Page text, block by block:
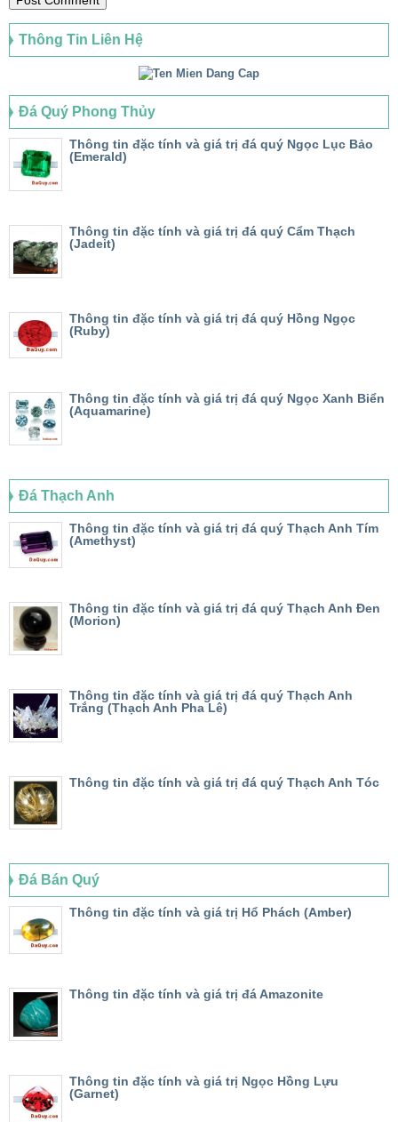
Thông Tin Liên Hệ
Đá Quý Phong Thủy
Thông tin đặc tính và giá trị đá quý Ngọc Lục Bảo
(Emerald)
Thông tin đặc tính và giá trị đá quý Cẩm Thạch
(Jadeit)
Thông tin đặc tính và giá trị đá quý Hồng Ngọc
(Ruby)
Thông tin đặc tính và giá trị đá quý Ngọc Xanh Biển
(Aquamarine)
Đá Thạch Anh
Thông tin đặc tính và giá trị đá quý Thạch Anh Tím
(Amethyst)
Thông tin đặc tính và giá trị đá quý Thạch Anh Đen
(Morion)
Thông tin đặc tính và giá trị đá quý Thạch Anh
Trắng (Thạch Anh Pha Lê)
Thông tin đặc tính và giá trị đá quý Thạch Anh Tóc
Đá Bán Quý
Thông tin đặc tính và giá trị Hổ Phách (Amber)
Thông tin đặc tính và giá trị đá Amazonite
Thông tin đặc tính và giá trị Ngọc Hồng Lựu
(Garnet)